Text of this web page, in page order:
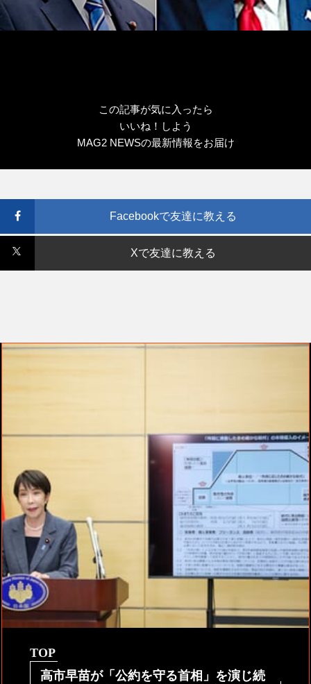
この記事が気に入ったら
いいね！しよう
MAG2 NEWSの最新情報をお届け
Facebookで友達に教える
Xで友達に教える
TOP
高市早苗が「公約を守る首相」を演じ続